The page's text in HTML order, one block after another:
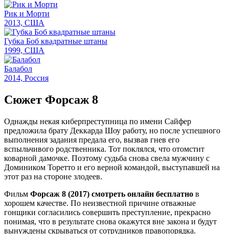
Рик и Морти
2013, США
Губка Боб квадратные штаны
1999, США
Балабол
2014, Россия
Сюжет Форсаж 8
Однажды некая киберпреступница по имени Сайфер
предложила брату Деккарда Шоу работу, но после успешного
выполнения задания предала его, вызвав гнев его
вспыльчивого родственника. Тот поклялся, что отомстит
коварной дамочке. Поэтому судьба снова свела мужчину с
Домиником Торетто и его верной командой, выступавшей на
этот раз на стороне злодеев.
Фильм Форсаж 8 (2017) смотреть онлайн бесплатно в
хорошем качестве. По неизвестной причине отважные
гонщики согласились совершить преступление, прекрасно
понимая, что в результате снова окажутся вне закона и будут
вынуждены скрываться от сотрудников правопорядка.